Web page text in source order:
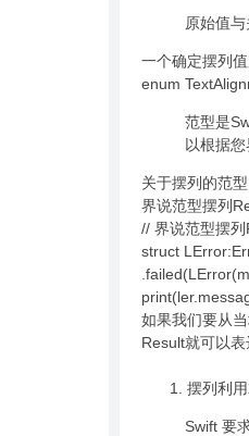
原始值
一个确定摆列
enum
范型是
以根据
关于摆列的范
界说范型摆列
// 界说范型摆
struct
如果我们要从
Result就可以
摆列利
Swift 要